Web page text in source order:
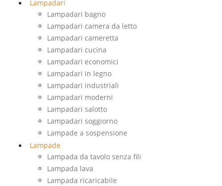
Lampadari
Lampadari bagno
Lampadari camera da letto
Lampadari cameretta
Lampadari cucina
Lampadari economici
Lampadari in legno
Lampadari industriali
Lampadari moderni
Lampadari salotto
Lampadari soggiorno
Lampade a sospensione
Lampade
Lampada da tavolo senza fili
Lampada lava
Lampada ricaricabile